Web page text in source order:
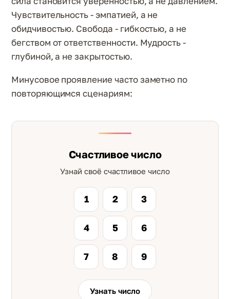
Чувствительность - эмпатией, а не
обидчивостью. Свобода - гибкостью, а не
бегством от ответственности. Мудрость -
глубиной, а не закрытостью.
Минусовое проявление часто заметно по
повторяющимся сценариям:
Счастливое число
Узнай своё счастливое число
1 2 3
4 5 6
7 8 9
Узнать число